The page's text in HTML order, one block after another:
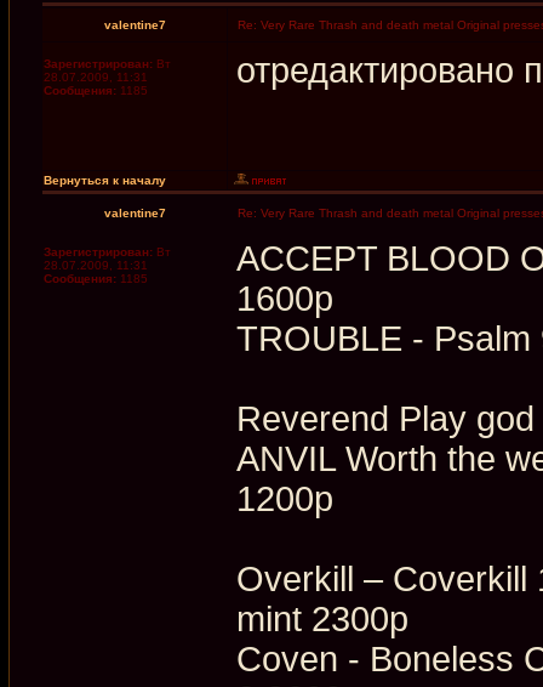
valentine7 Re: Very Rare Thrash and death metal Original
Зарегистрирован: Вт
28.07.2009, 11:31
Сообщения: 1185
отредактировано
Вернуться к началу
valentine7 Re: Very Rare Thrash and death metal Original
Зарегистрирован: Вт
28.07.2009, 11:31
Сообщения: 1185
ACCEPT BLOOD
1600р
TROUBLE -
Reverend Play
ANVIL Worth the
1200р
Overkill – Coverkill
mint 2300р
Coven - Boneless